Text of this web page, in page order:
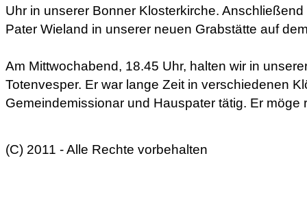
Uhr in unserer Bonner Klosterkirche.
Pater Wieland in unserer neuen Grabstätte auf
Am Mittwochabend, 18.45 Uhr, halten wir in
Totenvesper. Er war lange Zeit in verschiedenen
Gemeindemissionar und Hauspater tätig. Er möge
(C) 2011 - Alle Rechte vorbehalten